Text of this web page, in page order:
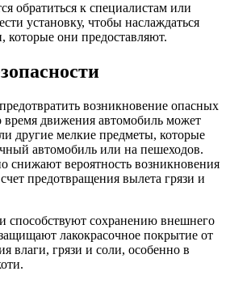
обратиться к специалистам или
установку, чтобы наслаждаться
которые они предоставляют.
возникновение опасных
время движения автомобиль может
другие мелкие предметы, которые
автомобиль или на пешеходов.
снижают вероятность возникновения
предотвращения вылета грязи и
способствуют сохранению внешнего
лакокрасочное покрытие от
влаги, грязи и соли, особенно в